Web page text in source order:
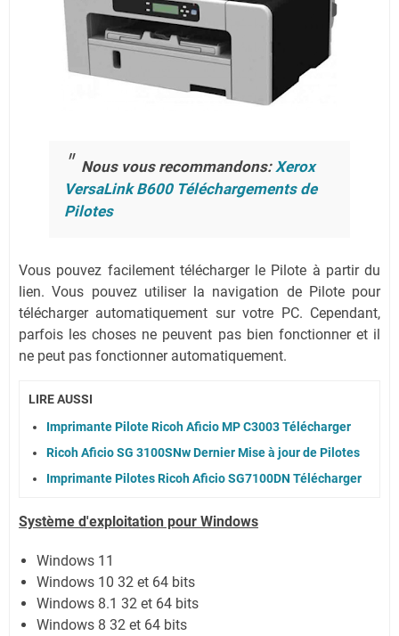
Nous vous recommandons: Xerox
VersaLink B600 Téléchargements de
Pilotes
Vous pouvez facilement télécharger le Pilote à partir du
lien.Vous pouvez utiliser la navigation de Pilote pour
télécharger automatiquement sur votre PC. Cependant,
parfois les choses ne peuvent pas bien fonctionner et il
ne peut pas fonctionner automatiquement.
LIRE AUSSI
Imprimante Pilote Ricoh Aficio MP C3003 Télécharger
Ricoh Aficio SG 3100SNw Dernier Mise à jour de Pilotes
Imprimante Pilotes Ricoh Aficio SG7100DN Télécharger
Système d'exploitation pour Windows
Windows 11
Windows 10 32 et 64 bits
Windows 8.1 32 et 64 bits
Windows 8 32 et 64 bits